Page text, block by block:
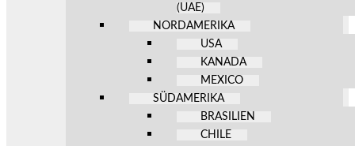
(UAE)
NORDAMERIKA
USA
KANADA
MEXICO
SÜDAMERIKA
BRASILIEN
CHILE